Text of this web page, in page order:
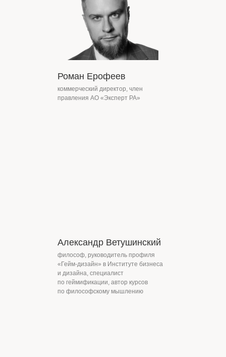
Роман Ерофеев
коммерческий директор, член
правления АО «Эксперт РА»
Александр Ветушинский
философ, руководитель профиля
«Гейм-дизайн» в Институте бизнеса
и дизайна, специалист
по геймификации, автор курсов
по философскому мышлению